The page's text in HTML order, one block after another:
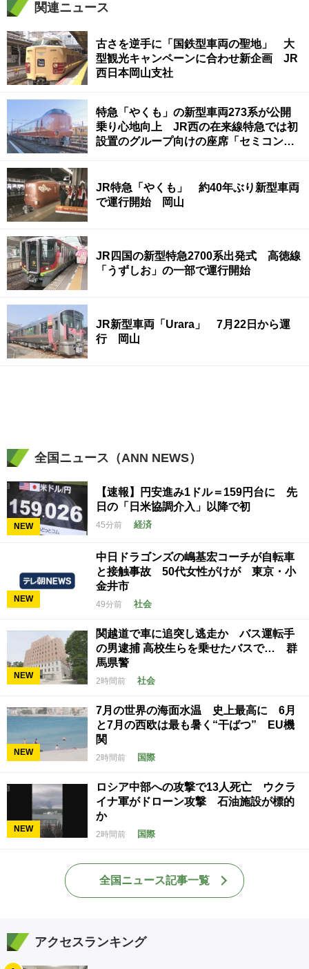
関連ニュース
古さを逆手に「国鉄型車両の聖地」 大
型観光キャンペーンに合わせ新企画 JR
西日本岡山支社
特急「やくも」の新型車両273系が公開
乗り心地向上 JR西の在来線特急では初
設置のグループ向けの座席「セミコンパ
JR特急「やくも」 約40年ぶり新型車両
で運行開始 岡山
JR四国の新型特急2700系出発式 高徳線
「うずしお」の一部で運行開始
JR新型車両「Urara」 7月22日から運
行 岡山
全国ニュース（ANN NEWS）
NEW
【速報】円安進み1ドル＝159円台に 先
日の「日米協調介入」以降で初
45分前 経済
NEW
中日ドラゴンズの嶋基宏コーチが自転車
と接触事故 50代女性がけが 東京・小
金井市
49分前 社会
NEW
関越道で車に追突し逃走か バス運転手
の男逮捕 高校生らを乗せたバスで… 群
馬県警
2時間前 社会
NEW
7月の世界の海面水温 史上最高に 6月
と7月の西欧は最も暑く“干ばつ” EU機
関
2時間前 国際
NEW
ロシア中部への攻撃で13人死亡 ウクラ
イナ軍がドローン攻撃 石油施設が標的
か
2時間前 国際
全国ニュース記事一覧
アクセスランキング